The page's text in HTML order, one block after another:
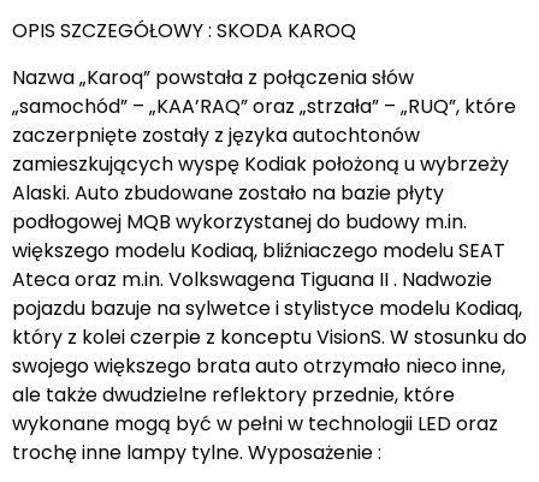
OPIS SZCZEGÓŁOWY : SKODA KAROQ
Nazwa „Karoq” powstała z połączenia słów
„samochód” – „KAA’RAQ” oraz „strzała” – „RUQ”, które
zaczerpnięte zostały z języka autochtonów
zamieszkujących wyspę Kodiak położoną u wybrzeży
Alaski. Auto zbudowane zostało na bazie płyty
podłogowej MQB wykorzystanej do budowy m.in.
większego modelu Kodiaq, bliźniaczego modelu SEAT
Ateca oraz m.in. Volkswagena Tiguana II . Nadwozie
pojazdu bazuje na sylwetce i stylistyce modelu Kodiaq,
który z kolei czerpie z konceptu VisionS. W stosunku do
swojego większego brata auto otrzymało nieco inne,
ale także dwudzielne reflektory przednie, które
wykonane mogą być w pełni w technologii LED oraz
trochę inne lampy tylne. Wyposażenie :